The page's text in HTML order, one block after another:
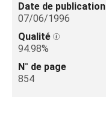
Date de publication
07/06/1996
Qualité
94.98%
N° de page
854